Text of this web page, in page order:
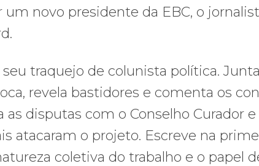
um novo presidente da EBC, o
seu traquejo de colunista política.
revela bastidores e comenta os
as disputas com o Conselho Curador
atacaram o projeto. Escreve na
coletiva do trabalho e o papel